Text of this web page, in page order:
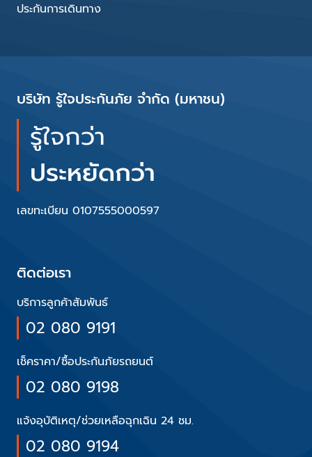
ประกันการเดินทาง
บริษัท รู้ใจประกันภัย จำกัด (มหาชน)
รู้ใจกว่า
ประหยัดกว่า
เลขทะเบียน 0107555000597
ติดต่อเรา
บริการลูกค้าสัมพันธ์
02 080 9191
เช็คราคา/ซื้อประกันภัยรถยนต์
02 080 9198
แจ้งอุบัติเหตุ/ช่วยเหลือฉุกเฉิน 24 ชม.
02 080 9194